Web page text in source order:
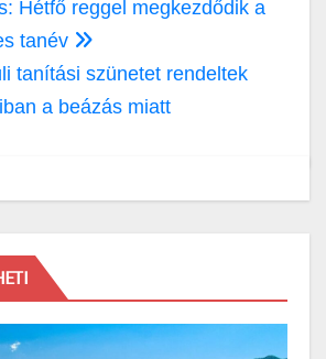
Hétfő reggel megkezdődik a
tanév
tanítási szünetet rendeltek
a beázás miatt